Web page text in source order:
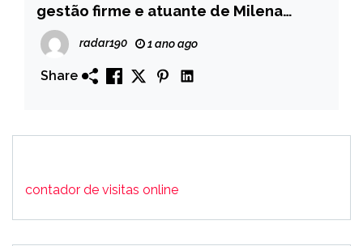
gestão firme e atuante de Milena
Nogueira em Monte Horebe
radar190 1 ano ago
Share
contador de visitas online